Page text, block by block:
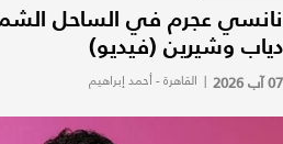
نانسي عجرم في الساحل
دياب وشيرين (فيديو)
07 آب 2026 | القاهرة - أحمد إبراهيم